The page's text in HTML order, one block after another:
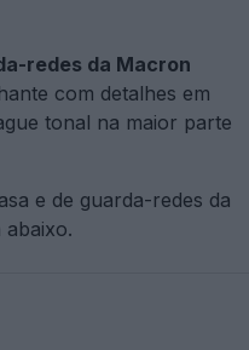
redes da Macron
com detalhes em
tonal na maior parte
e de guarda-redes da
abaixo.